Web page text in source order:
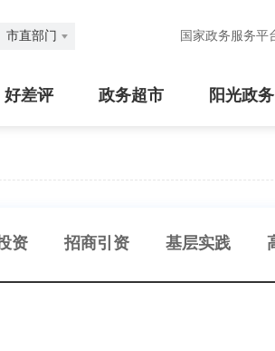
市直部门 国家政务服务平
好差评 政务超市 阳光政务
资 招商引资 基层实践